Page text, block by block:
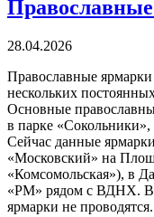
28.04.2026
Православные
нескольких
Основные
в парке «Сокольники»,
Сейчас данные
«Московский» на
«Комсомольская»), в
«РМ» рядом с ВДНХ. В
ярмарки не проводятся.